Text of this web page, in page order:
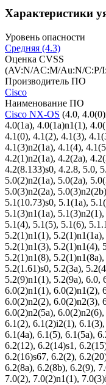
Характеристики
Уровень опасности
Средняя (4.3)
Оценка CVSS
(AV:N/AC:M/Au:N/C:P/
Производитель ПО
Cisco
Наименование ПО
Cisco NX-OS (4.0,
4.0(1a), 4.0(1a)n1(1),
4.1(0), 4.1(2), 4.1(3),
4.1(3)n2(1a), 4.1(4),
4.2(1)n2(1a), 4.2(2a),
4.2(8.133)s0, 4.2.8, 5.0,
5.0(2)n2(1a), 5.0(2a),
5.0(3)n2(2a),
5.1(10.73)s0, 5.1(1a),
5.1(3)n1(1a),
5.1(4), 5.1(5), 5.1(6),
5.2(1)n1(1),
5.2(1)n1(3), 5.2(1)n1(4),
5.2(1)n1(8),
5.2(1.61)s0, 5.2(3a),
5.2(9)n1(1), 5.2(9a), 6.0,
6.0(2)n1(1), 6.0(2)n1(2),
6.0(2)n2(2), 6.0(2)n2(3),
6.0(2)n2(5a),
6.1(2), 6.1(2)i2(1),
6.1(4a), 6.1(5), 6.1(5a),
6.2(12), 6.2(14)s1,
6.2(16)s67, 6.2(2),
6.2(8a), 6.2(8b), 6.2(9),
7.0(2), 7.0(2)n1(1),